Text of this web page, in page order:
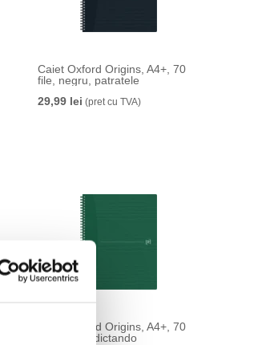
Caiet Oxford Origins, A4+, 70
file, negru, patratele
29,99 lei (pret cu TVA)
Caiet Oxford Origins, A4+, 70
file, verde, dictando